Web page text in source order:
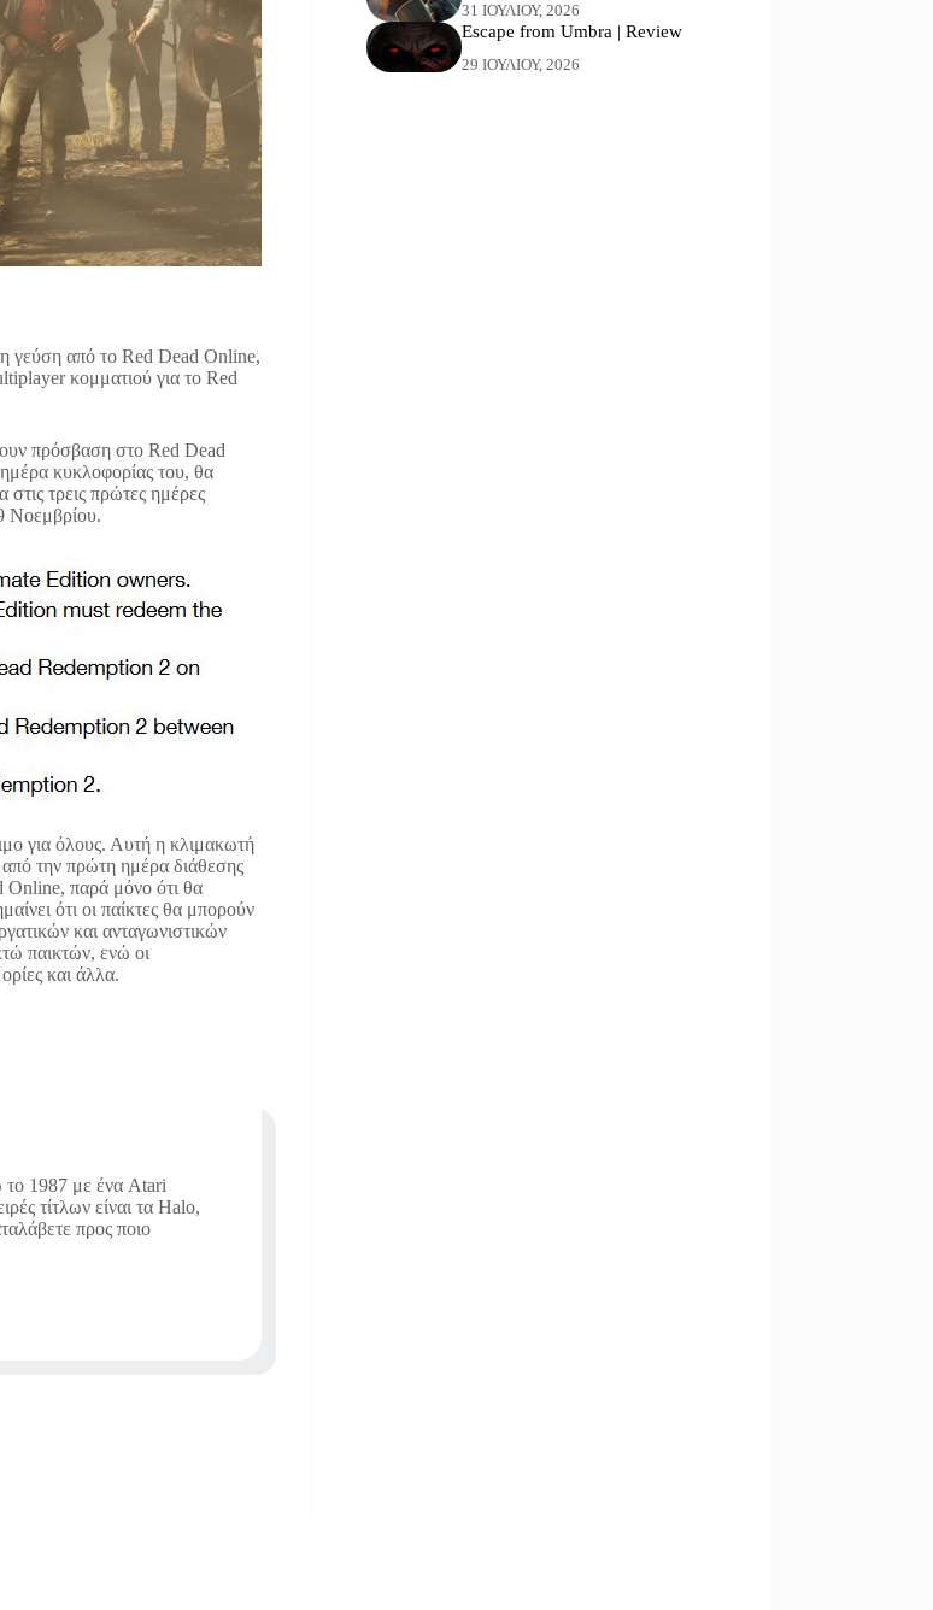
γεύση από το Red Dead Online,
κομματιού για το Red
πρόσβαση στο Red Dead
κυκλοφορίας του, θα
τρεις πρώτες ημέρες
Νοεμβρίου.
για όλους. Αυτή η κλιμακωτή
την πρώτη ημέρα διάθεσης
Online, παρά μόνο ότι θα
ότι οι παίκτες θα μπορούν
και ανταγωνιστικών
παικτών, ενώ οι
και άλλα.
1987 με ένα Atari
τίτλων είναι τα Halo,
προς ποιο
31 ΙΟΥΛΊΟΥ, 2026
Escape from Umbra | Review
29 ΙΟΥΛΊΟΥ, 2026